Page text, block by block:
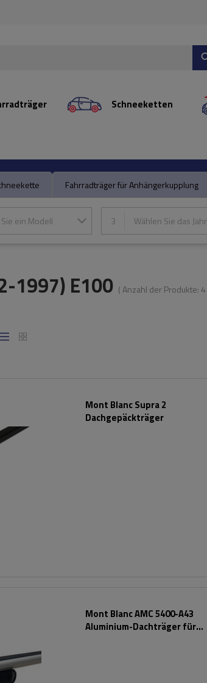
Schneeketten
Fahrradträger für Anhängerkupplung
ein Modell 3 Wählen Sie das Jahr
1997) E100 ( Anzahl der Produkte:4
Mont Blanc Supra 2
Dachgepäckträger
Mont Blanc AMC 5400-A43
Aluminium-Dachträger für